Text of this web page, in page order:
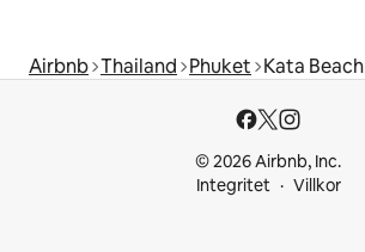
Airbnb Thailand Phuket Kata Beach
© 2026 Airbnb, Inc.
Integritet
Villkor